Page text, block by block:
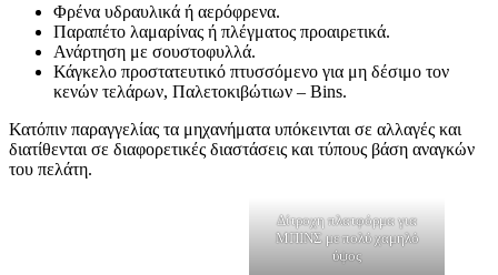
Φρένα υδραυλικά ή αερόφρενα.
Παραπέτο λαμαρίνας ή πλέγματος προαιρετικά.
Ανάρτηση με σουστοφυλλά.
Κάγκελο προστατευτικό πτυσσόμενο για μη δέσιμο τον
κενών τελάρων, Παλετοκιβώτιων – Bins.
Κατόπιν παραγγελίας τα μηχανήματα υπόκεινται σε αλλαγές και
διατίθενται σε διαφορετικές διαστάσεις και τύπους βάση αναγκών
του πελάτη.
Δίτροχη πλατφόρμα για
ΜΠΙΝΣ με πολύ χαμηλό
ύψος